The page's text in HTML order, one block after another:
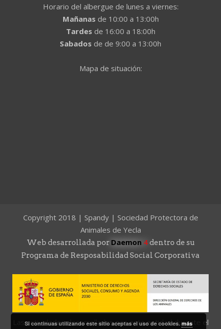
Horario del albergue de lunes a viernes:
Mañanas de 10:00 a 13:00h
Tardes de 16:00 a 18:00h
Sabados de de 9:00 a 13:00h
Mapa de situación:
Copyright 2018 | Spandy | Sociedad Protectora de
Animales de Yecla
Web desarrollada por Daemon 4dentro de su
Programa de Resposabilidad Social Corporativa
Las actividades desarrolladas por esta entidad durante el
Si continuas utilizando este sitio aceptas el uso de cookies.más